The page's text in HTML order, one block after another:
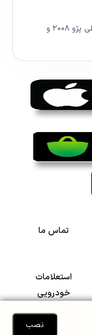
فروش اقساطی پژو ۲۰۰۸ و
تماس ما
استعلامات
خودرویی
نصب